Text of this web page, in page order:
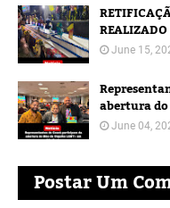
June 15,
abertura do
June 04,
Postar Um